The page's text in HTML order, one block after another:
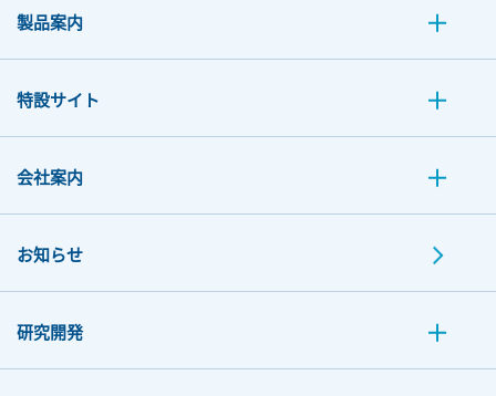
製品案内
特設サイト
会社案内
お知らせ
研究開発